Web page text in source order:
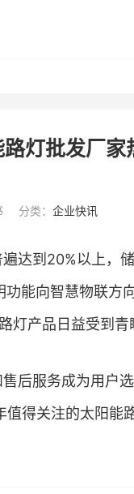
灯批发厂家
分类： 企业快讯
达到20%以上，
能向智慧物联方
灯产品日益受到青
后服务成为用户
得关注的太阳能